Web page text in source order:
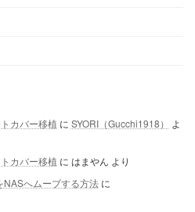
カバー移植 に SYORI（Gucchi1918）
よ
カバー移植 に はまやん より
へムーブする方法に